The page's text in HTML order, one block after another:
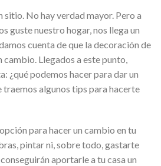
sitio. No hay verdad mayor. Pero a
guste nuestro hogar, nos llega un
cuenta de que la decoración de
cambio. Llegados a este punto,
¿qué podemos hacer para dar un
algunos tips para hacerte
para hacer un cambio en tu
pintar ni, sobre todo, gastarte
aportarle a tu casa un